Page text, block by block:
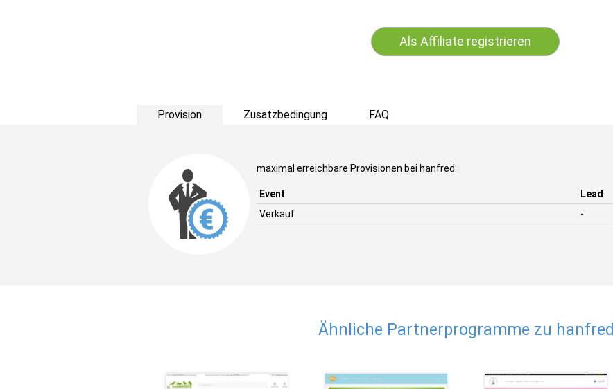
Als Affiliate registrieren
Provision Zusatzbedingung FAQ
maximal erreichbare Provisionen bei hanfred:
Event Lead
Verkauf
-
Ähnliche Partnerprogramme zu hanfred